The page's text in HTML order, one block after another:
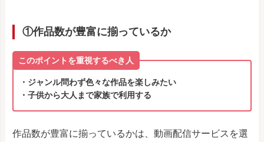
①作品数が豊富に揃っているか
このポイントを重視するべき人
・ジャンル問わず色々な作品を楽しみたい
・子供から大人まで家族で利用する
作品数が豊富に揃っているかは、動画配信サービスを選